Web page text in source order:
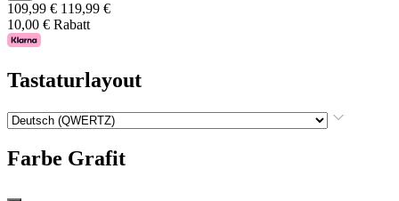
109,99 € 119,99 €
10,00 € Rabatt
Tastaturlayout
Farbe Grafit